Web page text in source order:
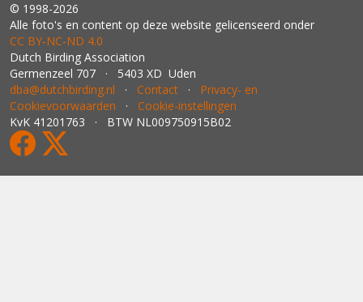
© 1998-2026
Alle foto's en content op deze website gelicenseerd onder
CC BY‑NC‑ND 4.0
Dutch Birding Association
Germenzeel 707 · 5403 XD Uden
dba@dutchbirding.nl · Contact · Privacy- en
Cookievoorwaarden · Cookie-instellingen
KvK 41201763 · BTW NL009750915B02